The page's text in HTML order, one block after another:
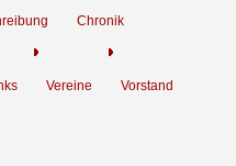
Chronik
Vereine Vorstand